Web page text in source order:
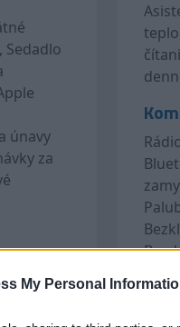
My Personal
Sedadlo
únavy
za
Úplná